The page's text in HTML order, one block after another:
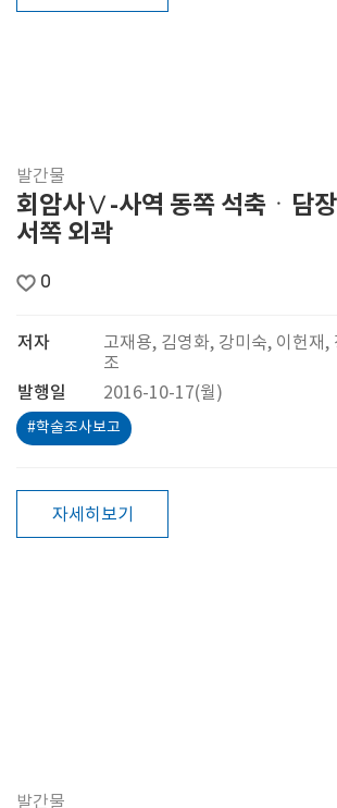
발간물
회암사Ⅴ-사역 동쪽 석축ㆍ담
서쪽 외곽
0
저자
고재용, 김영화, 강미숙, 이헌재,
조
발행일
2016-10-17(월)
#학술조사보고
자세히보기
발간물